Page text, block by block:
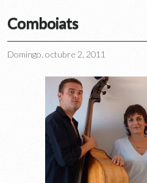
Comboiats
Domingo, octubre 2, 2011